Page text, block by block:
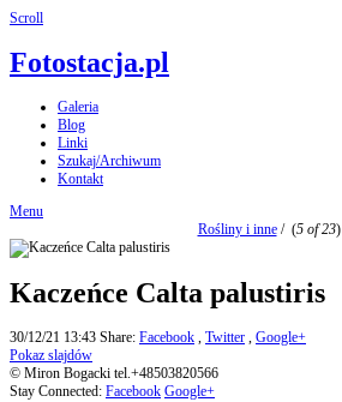
Scroll
Fotostacja.pl
Galeria
Blog
Linki
Szukaj/Archiwum
Kontakt
Menu
Rośliny i inne/ (5 of 23)
Kaczeńce Calta palustiris
30/12/21 13:43 Share: Facebook , Twitter , Google+
Pokaz slajdów
© Miron Bogacki tel.+48503820566
Stay Connected: Facebook Google+